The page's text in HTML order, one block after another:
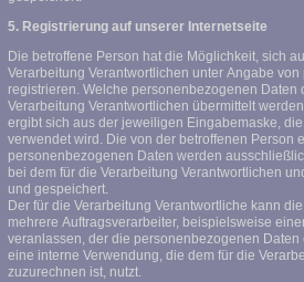
5. Registrierung auf unserer Internetseite
Die betroffene Person hat die Möglichkeit, sich
Verarbeitung Verantwortlichen unter Angabe
registrieren. Welche personenbezogenen Daten
Verarbeitung Verantwortlichen übermittelt
ergibt sich aus der jeweiligen Eingabemaske,
verwendet wird. Die von der betroffenen Person
personenbezogenen Daten werden
bei dem für die Verarbeitung Verantwortlichen
und gespeichert.
Der für die Verarbeitung Verantwortliche kann
mehrere Auftragsverarbeiter, beispielsweise
veranlassen, der die personenbezogenen
eine interne Verwendung, die dem für die
zuzurechnen ist, nutzt.